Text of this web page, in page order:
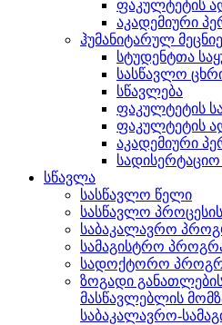
ფაკულტეტის
აკადემიური
ჰუმანიტარულ
სტუდენტთა
სასწავლო
სწავლება
ფაკულტეტის
ფაკულტეტის
აკადემიური
სადისერტაციო
სწავლა
სასწავლო წელი
სასწავლო
საბაკალავრო
სამაგისტრო
სადოქტორო
ზოგადი
მასწავლებლის
საბაკალავრო-